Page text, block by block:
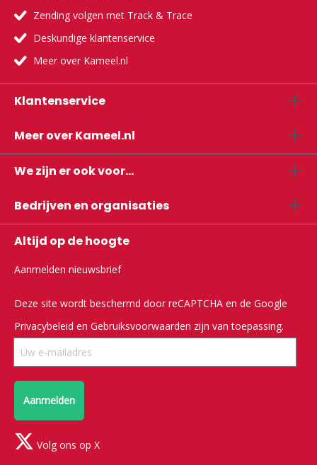
Zending volgen met Track & Trace
Deskundige klantenservice
Meer over Kameel.nl
Klantenservice
Meer over Kameel.nl
We zijn er ook voor...
Bedrijven en organisaties
Altijd op de hoogte
Aanmelden nieuwsbrief
Deze site wordt beschermd door reCAPTCHA en de Google
Privacybeleid en Gebruiksvoorwaarden zijn van toepassing.
Aanmelden
Volg ons op X